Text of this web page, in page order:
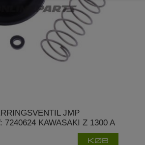
JMP
7240624 KAWASAKI Z 1300 A
KØB